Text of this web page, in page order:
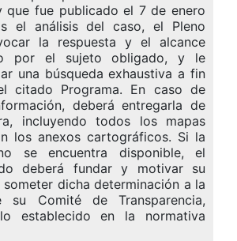
fue publicado el 7 de enero
el análisis del caso, el Pleno
la respuesta y el alcance
por el sujeto obligado, y le
una búsqueda exhaustiva a fin
citado Programa. En caso de
deberá entregarla de
incluyendo todos los mapas
los anexos cartográficos. Si la
se encuentra disponible, el
deberá fundar y motivar su
dicha determinación a la
su Comité de Transparencia,
establecido en la normativa